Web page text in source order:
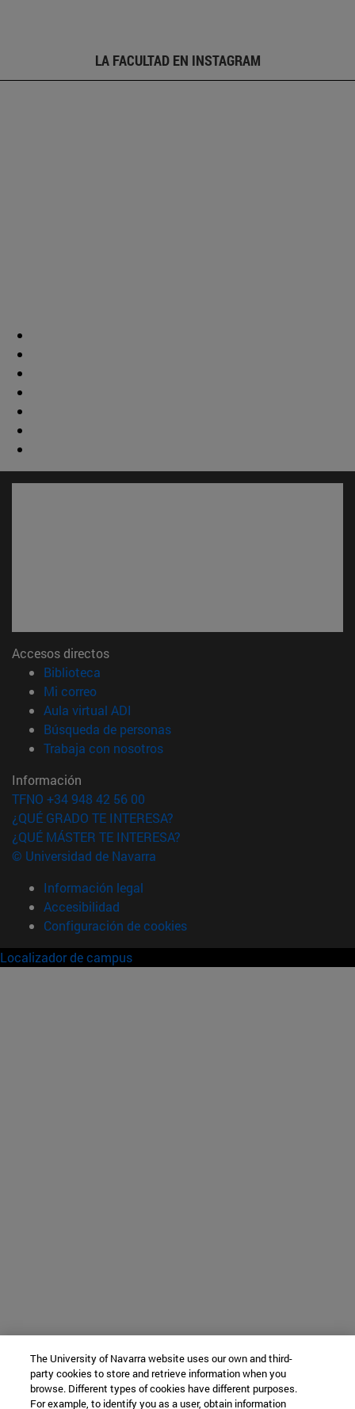
LA FACULTAD EN INSTAGRAM
Accesos directos
Biblioteca
Mi correo(abre en nueva ventana)
Aula virtual ADI
Búsqueda de personas(abre en nueva ventana)
Trabaja con nosotros(abre en nueva ventana)
Información
TFNO +34 948 42 56 00
¿QUÉ GRADO TE INTERESA?
¿QUÉ MÁSTER TE INTERESA?
© Universidad de Navarra
Información legal
Accesibilidad
Configuración de cookies
Localizador de campus
The University of Navarra website uses our own and third-
party cookies to store and retrieve information when you
browse. Different types of cookies have different purposes.
For example, to identify you as a user, obtain information